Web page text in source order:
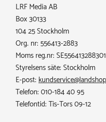
LRF Media AB
Box 30133
104 25 Stockholm
Org. nr: 556413-2883
Moms reg.nr: SE556413288301
Styrelsens säte: Stockholm
E-post:
Telefon: 010-184 40 95
Telefontid: Tis-Tors 09-12